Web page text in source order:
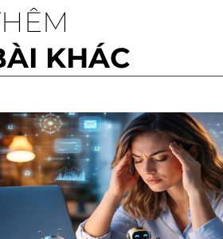
KHÁC